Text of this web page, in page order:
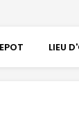
LIEU